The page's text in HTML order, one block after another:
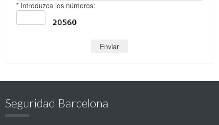
* Introduzca los números:
Seguridad Barcelona